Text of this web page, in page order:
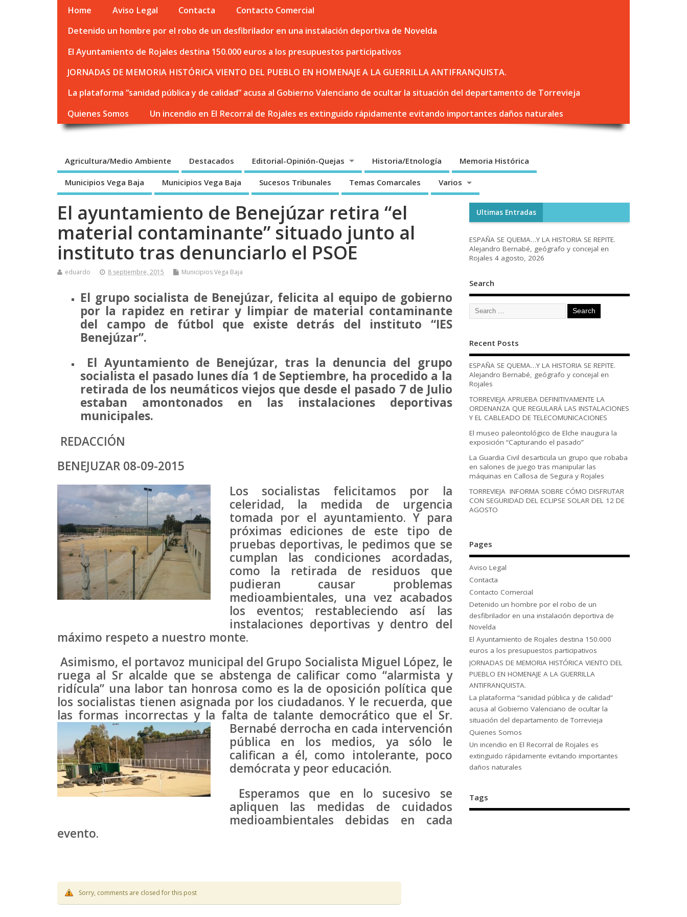
Home Aviso Legal Contacta
Contacto Comercial
Detenido un hombre por el robo de un desfibrilador en una instalación deportiva de Novelda
El Ayuntamiento de Rojales destina 150.000 euros a los presupuestos participativos
JORNADAS DE MEMORIA HISTÓRICA VIENTO DEL PUEBLO EN HOMENAJE A LA GUERRILLA ANTIFRANQUISTA.
La plataforma “sanidad pública y de calidad” acusa al Gobierno Valenciano de ocultar la situación del departamento de Torrevieja
Quienes Somos
Un incendio en El Recorral de Rojales es extinguido rápidamente evitando importantes daños naturales
Agricultura/Medio Ambiente Destacados Editorial-Opinión-Quejas Historia/Etnología Memoria Histórica
Municipios Vega Baja Municipios Vega Baja Sucesos Tribunales Temas Comarcales Varios
El ayuntamiento de Benejúzar retira “el
material contaminante” situado junto al
instituto tras denunciarlo el PSOE
eduardo 8 septiembre, 2015 Municipios Vega Baja
El grupo socialista de Benejúzar, felicita al equipo de gobierno
por la rapidez en retirar y limpiar de material contaminante
del campo de fútbol que existe detrás del instituto “IES
Benejúzar”.
El Ayuntamiento de Benejúzar, tras la denuncia del grupo
socialista el pasado lunes día 1 de Septiembre, ha procedido a la
retirada de los neumáticos viejos que desde el pasado 7 de Julio
estaban amontonados en las instalaciones deportivas
municipales.
REDACCIÓN
BENEJUZAR 08-09-2015
Los socialistas felicitamos por la
celeridad, la medida de urgencia
tomada por el ayuntamiento. Y para
próximas ediciones de este tipo de
pruebas deportivas, le pedimos que se
cumplan las condiciones acordadas,
como la retirada de residuos que
pudieran causar problemas
medioambientales, una vez acabados
los eventos; restableciendo así las
instalaciones deportivas y dentro del
máximo respeto a nuestro monte.
Asimismo, el portavoz municipal del Grupo Socialista Miguel López, le
ruega al Sr alcalde que se abstenga de calificar como “alarmista y
ridícula” una labor tan honrosa como es la de oposición política que
los socialistas tienen asignada por los ciudadanos. Y le recuerda, que
las formas incorrectas y la falta de talante democrático que el Sr.
Bernabé derrocha en cada intervención
pública en los medios, ya sólo le
califican a él, como intolerante, poco
demócrata y peor educación.
Esperamos que en lo sucesivo se
apliquen las medidas de cuidados
medioambientales debidas en cada
evento.
Sorry, comments are closed for this post
Ultimas Entradas
ESPAÑA SE QUEMA…Y LA HISTORIA SE REPITE.
Alejandro Bernabé, geógrafo y concejal en
Rojales 4 agosto, 2026
Search
Recent Posts
ESPAÑA SE QUEMA…Y LA HISTORIA SE REPITE.
Alejandro Bernabé, geógrafo y concejal en
Rojales
TORREVIEJA APRUEBA DEFINITIVAMENTE LA
ORDENANZA QUE REGULARÁ LAS INSTALACIONES
Y EL CABLEADO DE TELECOMUNICACIONES
El museo paleontológico de Elche inaugura la
exposición “Capturando el pasado”
La Guardia Civil desarticula un grupo que robaba
en salones de juego tras manipular las
máquinas en Callosa de Segura y Rojales
TORREVIEJA INFORMA SOBRE CÓMO DISFRUTAR
CON SEGURIDAD DEL ECLIPSE SOLAR DEL 12 DE
AGOSTO
Pages
Aviso Legal
Contacta
Contacto Comercial
Detenido un hombre por el robo de un
desfibrilador en una instalación deportiva de
Novelda
El Ayuntamiento de Rojales destina 150.000
euros a los presupuestos participativos
JORNADAS DE MEMORIA HISTÓRICA VIENTO DEL
PUEBLO EN HOMENAJE A LA GUERRILLA
ANTIFRANQUISTA.
La plataforma “sanidad pública y de calidad”
acusa al Gobierno Valenciano de ocultar la
situación del departamento de Torrevieja
Quienes Somos
Un incendio en El Recorral de Rojales es
extinguido rápidamente evitando importantes
daños naturales
Tags